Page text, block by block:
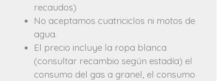
recaudos)
No aceptamos cuatriciclos ni motos de
agua.
El precio incluye la ropa blanca
(consultar recambio según estadía) el
consumo del gas a granel, el consumo